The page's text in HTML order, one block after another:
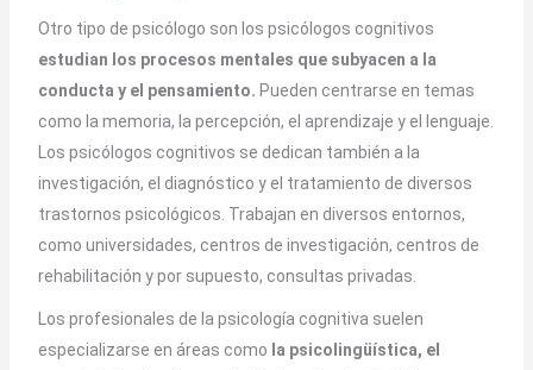
Otro tipo de psicólogo son los psicólogos cognitivos
estudian los procesos mentales que subyacen a la
conducta y el pensamiento. Pueden centrarse en temas
como la memoria, la percepción, el aprendizaje y el lenguaje.
Los psicólogos cognitivos se dedican también a la
investigación, el diagnóstico y el tratamiento de diversos
trastornos psicológicos. Trabajan en diversos entornos,
como universidades, centros de investigación, centros de
rehabilitación y por supuesto, consultas privadas.
Los profesionales de la psicología cognitiva suelen
especializarse en áreas como la psicolingüística, el